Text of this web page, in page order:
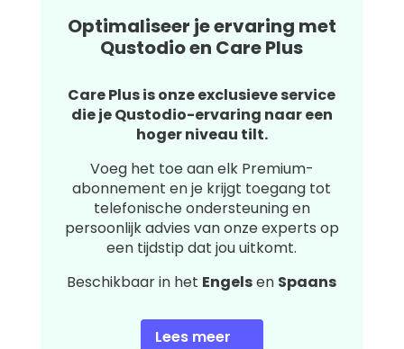
Optimaliseer je ervaring met
Qustodio en Care Plus
Care Plus is onze exclusieve service
die je Qustodio-ervaring naar een
hoger niveau tilt.
Voeg het toe aan elk Premium-
abonnement en je krijgt toegang tot
telefonische ondersteuning en
persoonlijk advies van onze experts op
een tijdstip dat jou uitkomt.
Beschikbaar in het Engelsen Spaans
Lees meer